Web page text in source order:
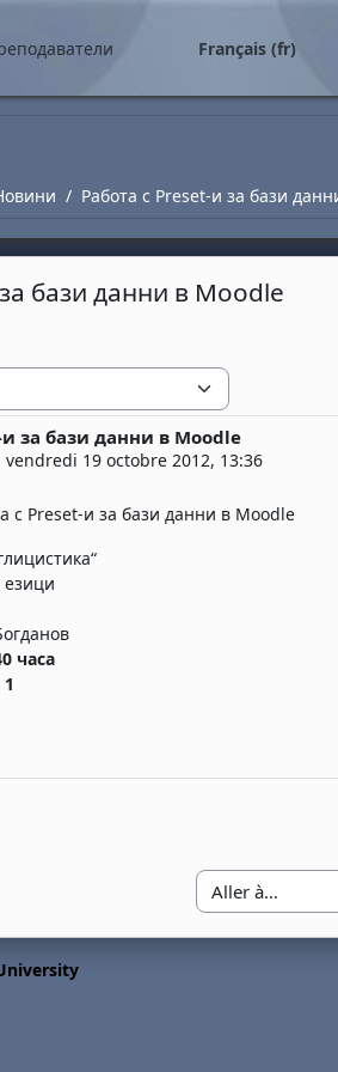
Français ‎(fr)‎
Работа с Preset-и за бази
бази данни в Moodle
и за бази данни в Moodle
vendredi 19 octobre 2012, 13:36
: 0
с Preset-и за бази данни в Moodle
часа
Aller à…